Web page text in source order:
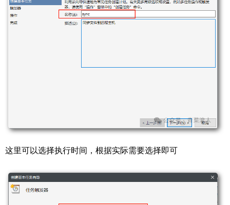
这里可以选择执行时间，根据实际需要选择即可